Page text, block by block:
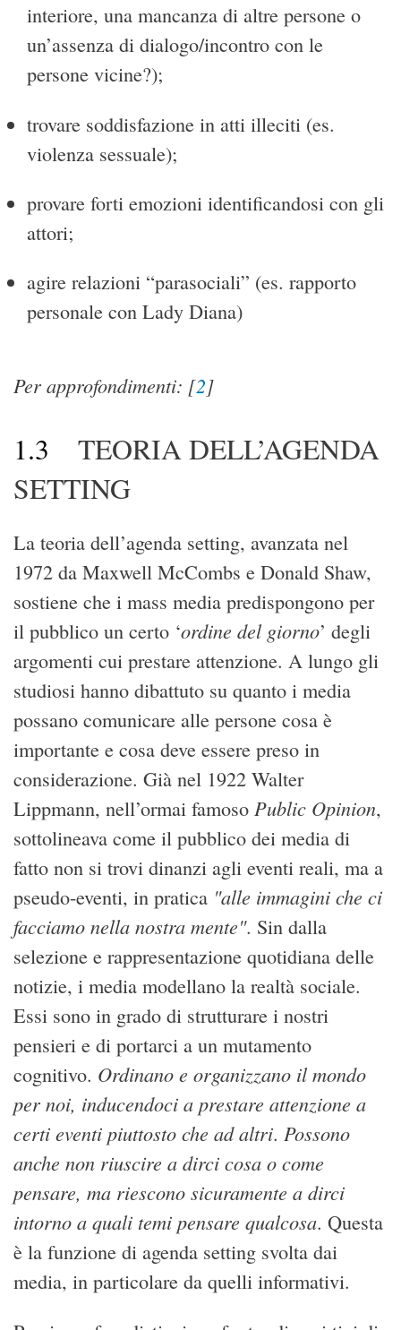
interiore, una mancanza di altre persone o
un’assenza di dialogo/incontro con le
persone vicine?);
trovare soddisfazione in atti illeciti (es.
violenza sessuale);
provare forti emozioni identificandosi con gli
attori;
agire relazioni “parasociali” (es. rapporto
personale con Lady Diana)
Per approfondimenti: [2]
1.3 TEORIA DELL’AGENDA
SETTING
La teoria dell’agenda setting, avanzata nel
1972 da Maxwell McCombs e Donald Shaw,
sostiene che i mass media predispongono per
il pubblico un certo ‘ordine del giorno’ degli
argomenti cui prestare attenzione. A lungo gli
studiosi hanno dibattuto su quanto i media
possano comunicare alle persone cosa è
importante e cosa deve essere preso in
considerazione. Già nel 1922 Walter
Lippmann, nell’ormai famoso Public Opinion,
sottolineava come il pubblico dei media di
fatto non si trovi dinanzi agli eventi reali, ma a
pseudo-eventi, in pratica "alle immagini che ci
facciamo nella nostra mente". Sin dalla
selezione e rappresentazione quotidiana delle
notizie, i media modellano la realtà sociale.
Essi sono in grado di strutturare i nostri
pensieri e di portarci a un mutamento
cognitivo. Ordinano e organizzano il mondo
per noi, inducendoci a prestare attenzione a
certi eventi piuttosto che ad altri. Possono
anche non riuscire a dirci cosa o come
pensare, ma riescono sicuramente a dirci
intorno a quali temi pensare qualcosa. Questa
è la funzione di agenda setting svolta dai
media, in particolare da quelli informativi.